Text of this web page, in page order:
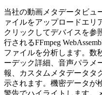
当社の動画メタデータビュ
ァイルをアップロードエリ
クリックしてデバイスを参
行されるFFmpeg
ファイルを分析します。数
ーデック詳細、音声パラメ
報、カスタムメタデータタ
示されます。機密データが